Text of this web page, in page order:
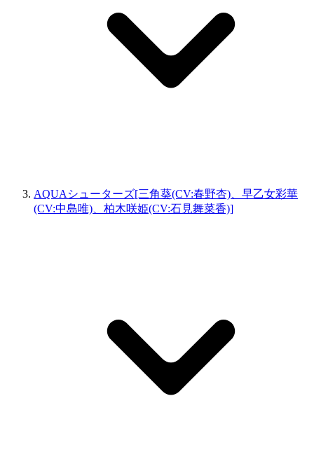
AQUAシューターズ[三角葵(CV:春野杏)、早乙女彩華
(CV:中島唯)、柏木咲姫(CV:石見舞菜香)]